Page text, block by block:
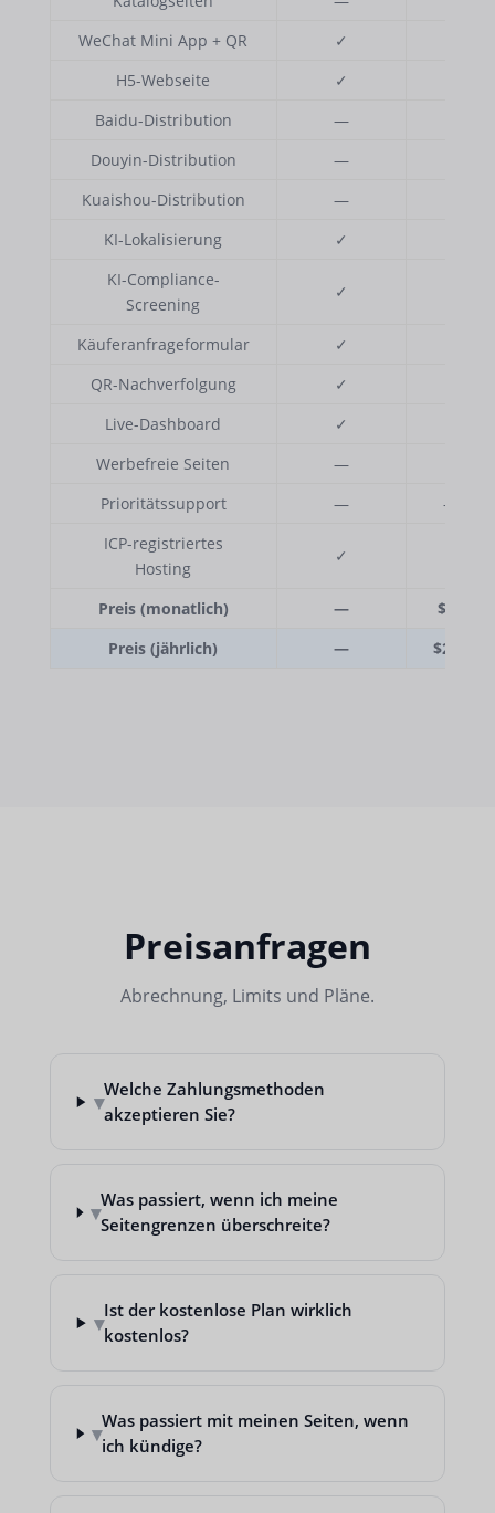
WeChat Mini App + QR
✓
H5-Webseite
✓
Baidu-Distribution
—
Douyin-Distribution
—
Kuaishou-Distribution
—
KI-Lokalisierung
✓
KI-Compliance-
Screening
✓
Käuferanfrageformular ✓
QR-Nachverfolgung
✓
Live-Dashboard
✓
Werbefreie Seiten
—
Prioritätssupport
—
—
ICP-registriertes
Hosting
✓
Preis (monatlich) —
$29
Preis (jährlich)
— $290
Preisanfragen
Abrechnung, Limits und Pläne.
▾Welche Zahlungsmethoden
akzeptieren Sie?
▾Was passiert, wenn ich meine
Seitengrenzen überschreite?
▾Ist der kostenlose Plan wirklich
kostenlos?
▾Was passiert mit meinen Seiten, wenn
ich kündige?